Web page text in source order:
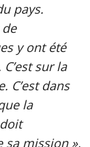
pays.
y ont été
sur la
C’est dans
la
sa mission »,